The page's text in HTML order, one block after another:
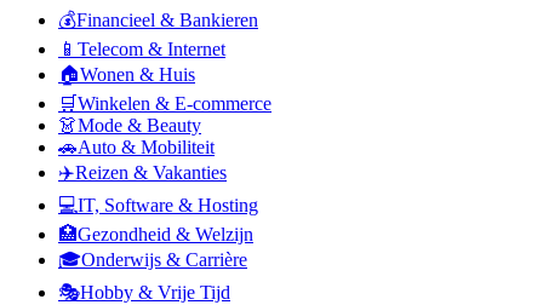
💰Financieel & Bankieren
📱 Telecom & Internet
🏠Wonen & Huis
🛒Winkelen & E-commerce
👗Mode & Beauty
🚗Auto & Mobiliteit
✈️Reizen & Vakanties
💻IT, Software & Hosting
🏥Gezondheid & Welzijn
🎓Onderwijs & Carrière
🎭Hobby & Vrije Tijd